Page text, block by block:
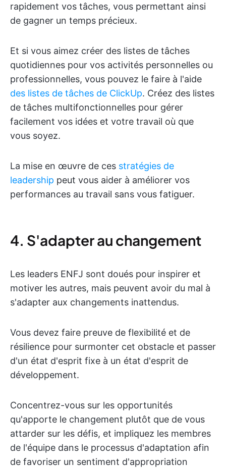
rapidement vos tâches, vous permettant ainsi
de gagner un temps précieux.
Et si vous aimez créer des listes de tâches
quotidiennes pour vos activités personnelles ou
professionnelles, vous pouvez le faire à l'aide
des listes de tâches de ClickUp. Créez des listes
de tâches multifonctionnelles pour gérer
facilement vos idées et votre travail où que
vous soyez.
La mise en œuvre de ces stratégies de
leadership peut vous aider à améliorer vos
performances au travail sans vous fatiguer.
4. S'adapter au changement
Les leaders ENFJ sont doués pour inspirer et
motiver les autres, mais peuvent avoir du mal à
s'adapter aux changements inattendus.
Vous devez faire preuve de flexibilité et de
résilience pour surmonter cet obstacle et passer
d'un état d'esprit fixe à un état d'esprit de
développement.
Concentrez-vous sur les opportunités
qu'apporte le changement plutôt que de vous
attarder sur les défis, et impliquez les membres
de l'équipe dans le processus d'adaptation afin
de favoriser un sentiment d'appropriation